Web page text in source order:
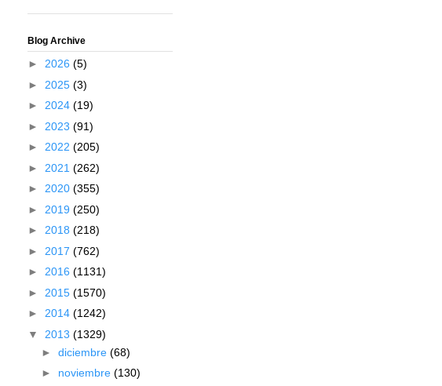
Blog Archive
► 2026 (5)
► 2025 (3)
► 2024 (19)
► 2023 (91)
► 2022 (205)
► 2021 (262)
► 2020 (355)
► 2019 (250)
► 2018 (218)
► 2017 (762)
► 2016 (1131)
► 2015 (1570)
► 2014 (1242)
▼ 2013 (1329)
► diciembre (68)
► noviembre (130)